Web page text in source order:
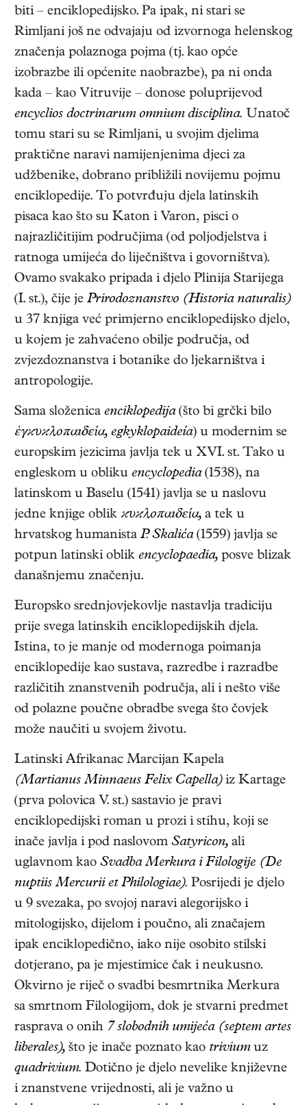
biti – enciklopedijsko. Pa ipak, ni stari se
Rimljani još ne odvajaju od izvornoga helenskog
značenja polaznoga pojma (tj. kao opće
izobrazbe ili općenite naobrazbe), pa ni onda
kada – kao Vitruvije – donose poluprijevod
encyclios doctrinarum omnium disciplina. Unatoč
tomu stari su se Rimljani, u svojim djelima
praktične naravi namijenjenima djeci za
udžbenike, dobrano približili novijemu pojmu
enciklopedije. To potvrđuju djela latinskih
pisaca kao što su Katon i Varon, pisci o
najrazličitijim područjima (od poljodjelstva i
ratnoga umijeća do liječništva i govorništva).
Ovamo svakako pripada i djelo Plinija Starijega
(I. st.), čije je Prirodoznanstvo (Historia naturalis)
u 37 knjiga već primjerno enciklopedijsko djelo,
u kojem je zahvaćeno obilje područja, od
zvjezdoznanstva i botanike do ljekarništva i
antropologije.
Sama složenica enciklopedija(što bi grčki bilo
ἐγϰυϰλοπαıδεία, egkyklopaideía) u modernim se
europskim jezicima javlja tek u XVI. st. Tako u
engleskom u obliku encyclopedia(1538), na
latinskom u Baselu (1541) javlja se u naslovu
jedne knjige oblik ϰυϰλοπαıδεία, a tek u
hrvatskog humanista P. Skalića(1559) javlja se
potpun latinski oblik encyclopaedia, posve blizak
današnjemu značenju.
Europsko srednjovjekovlje nastavlja tradiciju
prije svega latinskih enciklopedijskih djela.
Istina, to je manje od modernoga poimanja
enciklopedije kao sustava, razredbe i razradbe
različitih znanstvenih područja, ali i nešto više
od polazne poučne obradbe svega što čovjek
može naučiti u svojem životu.
Latinski Afrikanac Marcijan Kapela
(Martianus Minnaeus Felix Capella)iz Kartage
(prva polovica V. st.) sastavio je pravi
enciklopedijski roman u prozi i stihu, koji se
inače javlja i pod naslovom Satyricon, ali
uglavnom kao Svadba Merkura i Filologije (De
nuptiis Mercurii et Philologiae). Posrijedi je djelo
u 9 svezaka, po svojoj naravi alegorijsko i
mitologijsko, dijelom i poučno, ali značajem
ipak enciklopedično, iako nije osobito stilski
dotjerano, pa je mjestimice čak i neukusno.
Okvirno je riječ o svadbi besmrtnika Merkura
sa smrtnom Filologijom, dok je stvarni predmet
rasprava o onih 7 slobodnih umijeća (septem artes
liberales), što je inače poznato kao triviumuz
quadrivium. Dotično je djelo nevelike književne
i znanstvene vrijednosti, ali je važno u